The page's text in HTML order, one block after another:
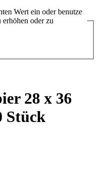
Wert ein oder benutze
oder zu
28 x 36
Stück